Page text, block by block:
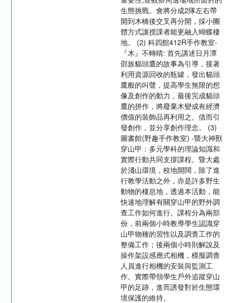
生態挑戰。會將分成2隊左右帶
開到木橋後交叉再分開，採小團
體方式讓授課者能更融入蝴蝶棲
地。 (2) 科四館412R手作教室-
『木』不轉晴: 首先講述日月潭
邵族貓頭鷹的故事為引導，接著
利用資源回收的瓶罐，發出貓頭
鷹般的叫聲，提高學生無限的想
像及創作的動力，最後完成貓頭
鷹的拼作，將廢棄木變成有經濟
價值的裝飾品再利用之。借而引
發創作，並分享創作理念。 (3)
圖書館(野趣手作教室) -暨大神獸
穿山甲：多元學科的理論知識和
實際行動共同支撐課程。暨大處
於淺山環境，校地開闊，除了進
行教學活動之外，亦是許多野生
動物的棲息地，透過本活動，能
快速地理解有關穿山甲的野外調
查工作如何進行。課程分為兩部
份，前兩個小時教導學生認識穿
山甲物種的習性以及調查工作的
整備工作；後兩個小時則解說及
操作架設感應式相機，模擬調查
人員進行相機的安裝與監測工
作。實際帶領學生戶外追蹤穿山
甲的足跡，進而誘發對於生態環
境保護的維持。